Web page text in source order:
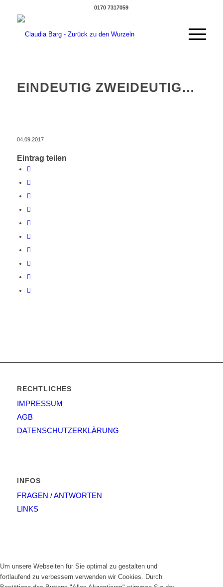
0170 7317059
EINDEUTIG ZWEIDEUTIG…
04.09.2017
Eintrag teilen
RECHTLICHES
IMPRESSUM
AGB
DATENSCHUTZERKLÄRUNG
INFOS
FRAGEN / ANTWORTEN
LINKS
Um unsere Webseiten für Sie optimal zu gestalten und
fortlaufend zu verbessern verwenden wir Cookies. Durch